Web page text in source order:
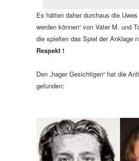
Es hätten daher durchaus die Uwes
werden können“ von Vater M. und
die spielten das Spiel der Anklage
Respekt !
Den „hager Gesichtigen“ hat die
gefunden: